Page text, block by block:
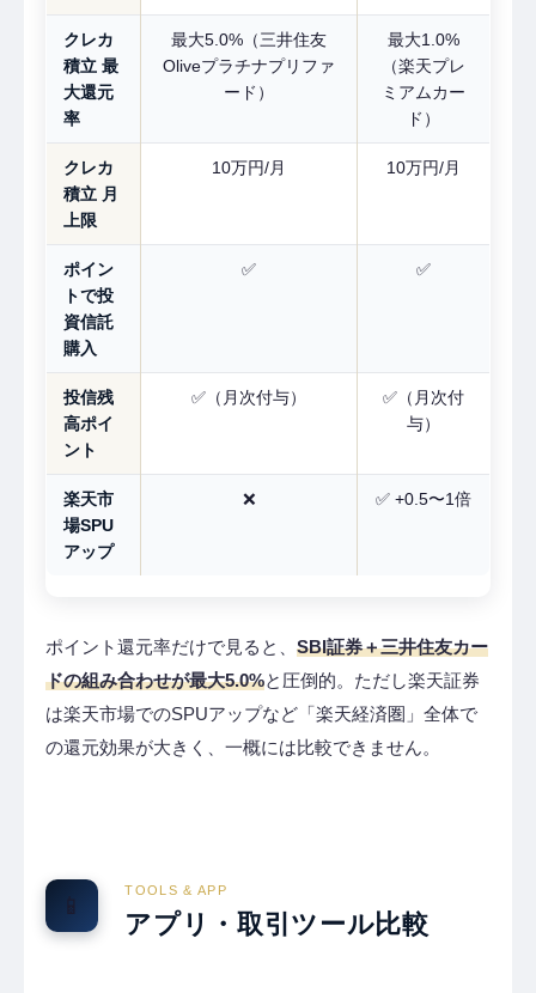
クレカ
積立 最
大還元
率
最大5.0%（三井住友
Oliveプラチナプリファ
ード）
最大1.0%
（楽天プレ
ミアムカー
ド）
クレカ
積立 月
上限
10万円/月 10万円/月
ポイン
トで投
資信託
購入
✅ ✅
投信残
高ポイ
ント
✅（月次付与）
✅（月次付
与）
楽天市
場SPU
アップ
❌ ✅ +0.5〜1倍
ポイント還元率だけで見ると、 SBI証券＋三井住友カー
ドの組み合わせが最大5.0%と圧倒的。ただし楽天証券
は楽天市場でのSPUアップなど「楽天経済圏」全体で
の還元効果が大きく、一概には比較できません。
📱
TOOLS & APP
アプリ・取引ツール比較